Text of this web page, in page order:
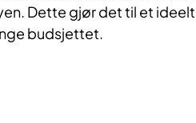
Dette gjør det til et
budsjettet.